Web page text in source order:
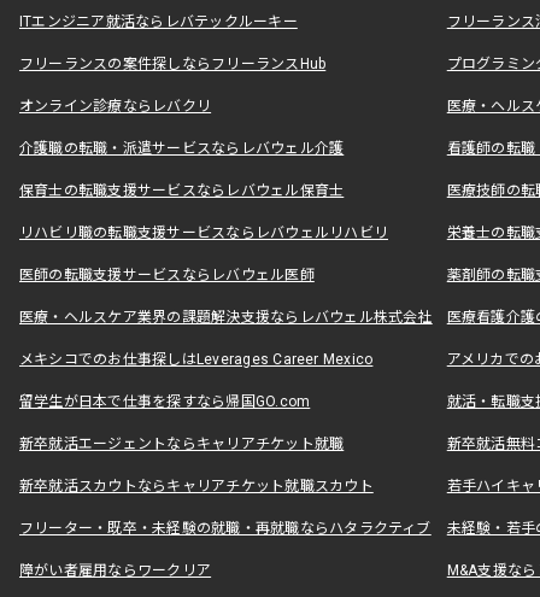
ITエンジニア就活ならレバテックルーキー フリーラン
フリーランスの案件探しならフリーランスHub プログラミ
オンライン診療ならレバクリ 医療・ヘル
介護職の転職・派遣サービスならレバウェル介護 看護師の転
保育士の転職支援サービスならレバウェル保育士 医療技師の
リハビリ職の転職支援サービスならレバウェルリハビリ 栄養士の転
医師の転職支援サービスならレバウェル医師 薬剤師の転
医療・ヘルスケア業界の課題解決支援ならレバウェル株式会社 医療看護介
メキシコでのお仕事探しはLeverages Career Mexico アメリカで
留学生が日本で仕事を探すなら帰国GO.com 就活・転職
新卒就活エージェントならキャリアチケット就職 新卒就活無料
新卒就活スカウトならキャリアチケット就職スカウト 若手ハイキ
フリーター・既卒・未経験の就職・再就職ならハタラクティブ 未経験・若手
障がい者雇用ならワークリア M&A支援な